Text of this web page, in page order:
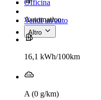
Officina
Vendi un'auto
Altro
Automatico
16,1 kWh/100km
A (0 g/km)